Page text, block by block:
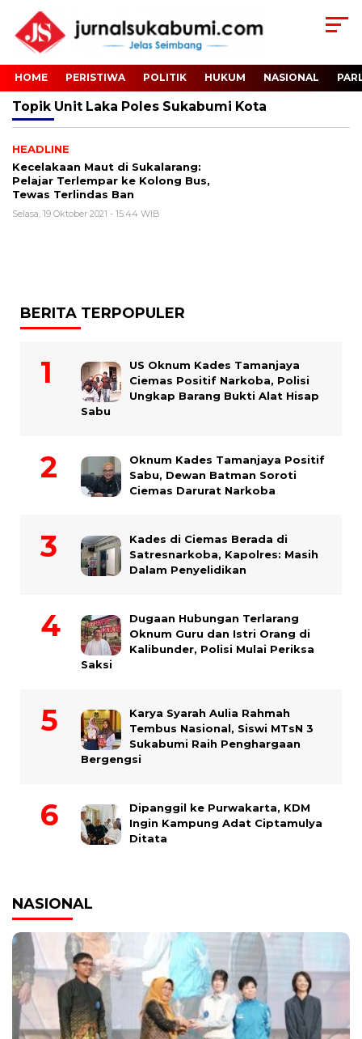
HOME PERISTIWA POLITIK HUKUM NASIONAL
Topik Unit Laka Poles Sukabumi Kota
HEADLINE
Kecelakaan Maut di Sukalarang:
Pelajar Terlempar ke Kolong Bus,
Tewas Terlindas Ban
Selasa, 19 Oktober 2021 - 15:44 WIB
BERITA TERPOPULER
US Oknum Kades Tamanjaya
Ciemas Positif Narkoba, Polisi
Ungkap Barang Bukti Alat Hisap
Sabu
Oknum Kades Tamanjaya Positif
Sabu, Dewan Batman Soroti
Ciemas Darurat Narkoba
Kades di Ciemas Berada di
Satresnarkoba, Kapolres: Masih
Dalam Penyelidikan
Dugaan Hubungan Terlarang
Oknum Guru dan Istri Orang di
Kalibunder, Polisi Mulai Periksa
Saksi
Karya Syarah Aulia Rahmah
Tembus Nasional, Siswi MTsN 3
Sukabumi Raih Penghargaan
Bergengsi
Dipanggil ke Purwakarta, KDM
Ingin Kampung Adat Ciptamulya
Ditata
NASIONAL